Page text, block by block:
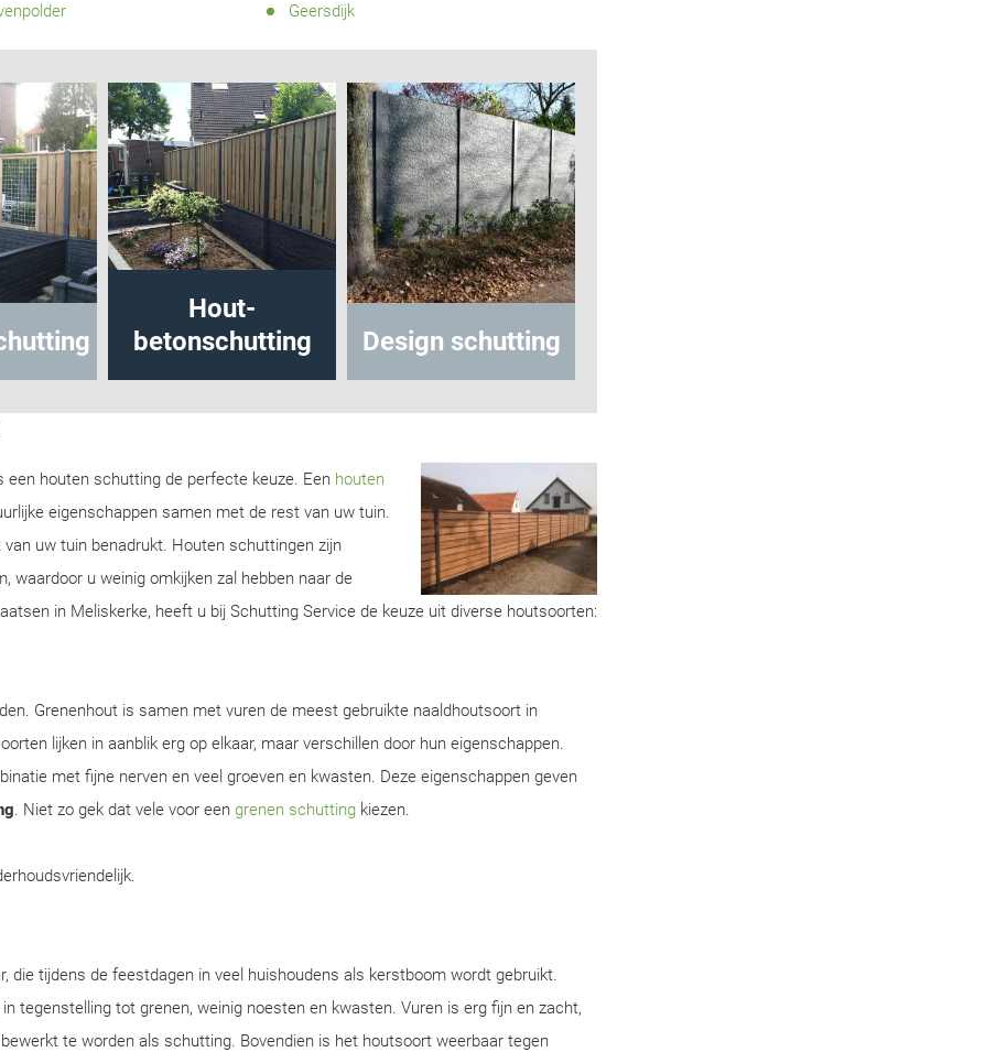
Geersdijk
betonschutting
Design schutting
een houten schutting de perfecte keuze. Een houten
eigenschappen samen met de rest van uw tuin.
uw tuin benadrukt. Houten schuttingen zijn
waardoor u weinig omkijken zal hebben naar de
in Meliskerke, heeft u bij Schutting Service de keuze uit diverse houtsoorten:
Grenenhout is samen met vuren de meest gebruikte naaldhoutsoort in
lijken in aanblik erg op elkaar, maar verschillen door hun eigenschappen.
met fijne nerven en veel groeven en kwasten. Deze eigenschappen geven
. Niet zo gek dat vele voor een grenen schutting kiezen.
die tijdens de feestdagen in veel huishoudens als kerstboom wordt gebruikt.
tegenstelling tot grenen, weinig noesten en kwasten. Vuren is erg fijn en zacht,
te worden als schutting. Bovendien is het houtsoort weerbaar tegen